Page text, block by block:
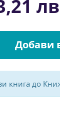
Добави
книга до